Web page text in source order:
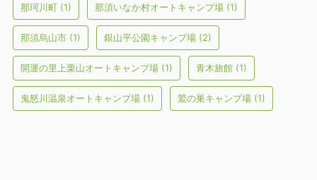
那珂川町 (1) 那須いなか村オートキャンプ場 (1)
那須烏山市 (1) 銀山平公園キャンプ場 (2)
開運の里上栗山オートキャンプ場 (1) 青木旅館 (1)
鬼怒川温泉オートキャンプ場 (1) 鷲の巣キャンプ場 (1)